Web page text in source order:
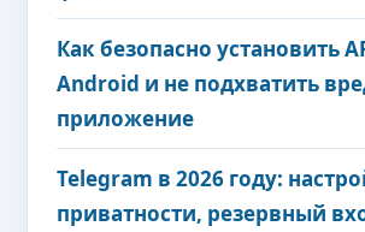
Как безопасно установить
Android и не подхватить
приложение
Telegram в 2026 году:
приватности, резервный